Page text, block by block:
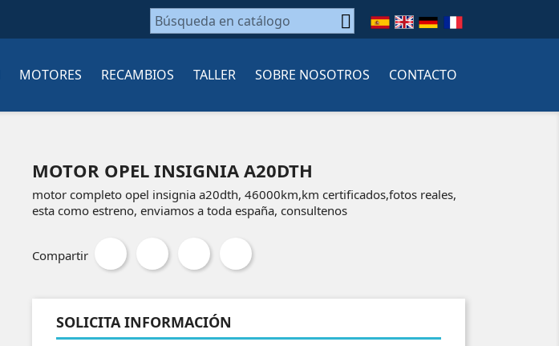

MOTORES RECAMBIOS TALLER SOBRE NOSOTROS CONTACTO
MOTOR OPEL INSIGNIA A20DTH
motor completo opel insignia a20dth, 46000km,km certificados,fotos reales,
esta como estreno, enviamos a toda españa, consultenos
Compartir
SOLICITA INFORMACIÓN